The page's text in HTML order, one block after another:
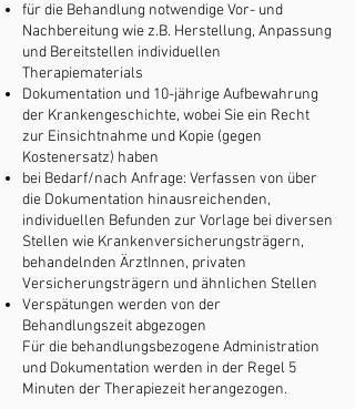
für die Behandlung notwendige Vor- und
Nachbereitung wie z.B. Herstellung, Anpassung
und Bereitstellen individuellen
Therapiematerials
Dokumentation und 10-jährige Aufbewahrung
der Krankengeschichte, wobei Sie ein Recht
zur Einsichtnahme und Kopie (gegen
Kostenersatz) haben
bei Bedarf/nach Anfrage: Verfassen von über
die Dokumentation hinausreichenden,
individuellen Befunden zur Vorlage bei diversen
Stellen wie Krankenversicherungsträgern,
behandelnden ÄrztInnen, privaten
Versicherungsträgern und ähnlichen Stellen
Verspätungen werden von der
Behandlungszeit abgezogen
Für die behandlungsbezogene Administration
und Dokumentation werden in der Regel 5
Minuten der Therapiezeit herangezogen.